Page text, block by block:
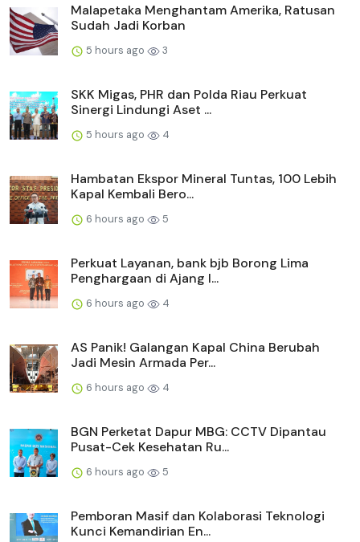
Malapetaka Menghantam Amerika, Ratusan
Sudah Jadi Korban
5 hours ago 3
SKK Migas, PHR dan Polda Riau Perkuat
Sinergi Lindungi Aset ...
5 hours ago 4
Hambatan Ekspor Mineral Tuntas, 100 Lebih
Kapal Kembali Bero...
6 hours ago 5
Perkuat Layanan, bank bjb Borong Lima
Penghargaan di Ajang I...
6 hours ago 4
AS Panik! Galangan Kapal China Berubah
Jadi Mesin Armada Per...
6 hours ago 4
BGN Perketat Dapur MBG: CCTV Dipantau
Pusat-Cek Kesehatan Ru...
6 hours ago 5
Pemboran Masif dan Kolaborasi Teknologi
Kunci Kemandirian En...